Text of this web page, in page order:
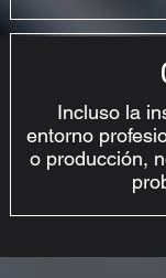
Incluso la
entorno
o producción,